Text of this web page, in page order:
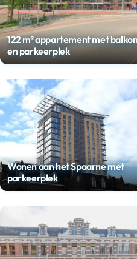
122 m² appartement met
en parkeerplek
Wonen aan het Spaarne met
parkeerplek